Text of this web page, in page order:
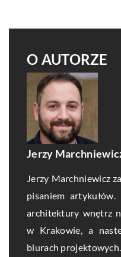
O AUTORZE
Jerzy
Jerzy Marchniewicz
pisaniem
architektury wnętrz
w Krakowie, a
biurach projektowych.